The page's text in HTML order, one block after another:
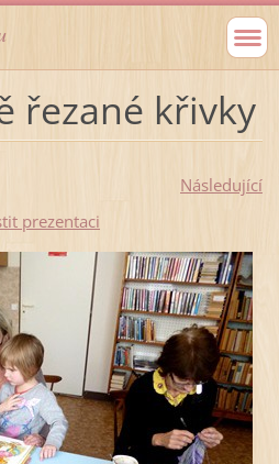
řezané křivky
Následující
prezentaci